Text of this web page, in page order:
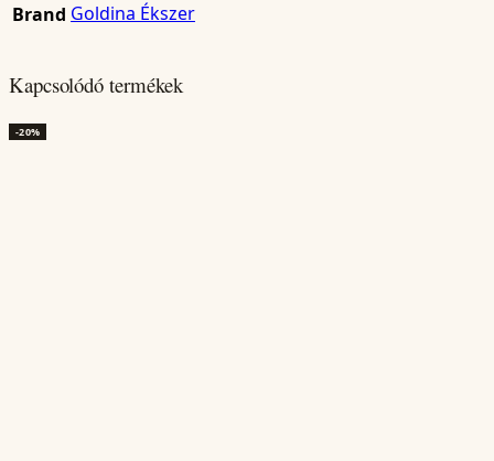
Brand Goldina Ékszer
Kapcsolódó termékek
-20%